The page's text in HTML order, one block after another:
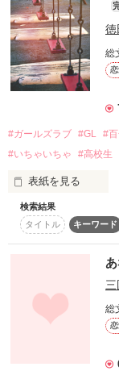
主人公、溝口一瑠
素直になれない女
中学2年
個性的な新しい友
消極的で女の子ら
ちょっと意地悪な
シスコン気味な弟
徳
総
#ガールズラブ #GL #
#いちゃいちゃ
#高校生
表紙を見る
ガールズラブです。
検索結果
タイトル
キーワード
総